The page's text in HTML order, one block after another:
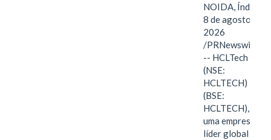
NOIDA, Índia,
8 de agosto de
2026
/PRNewswire/
-- HCLTech
(NSE:
HCLTECH)
(BSE:
HCLTECH),
uma empresa
líder global em